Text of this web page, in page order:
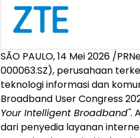
SÃO PAULO,14 Mei 2026 /
000063.SZ), perusahaan
teknologi informasi dan
Broadband User Congress
Your Intelligent Broadband".
dari penyedia layanan